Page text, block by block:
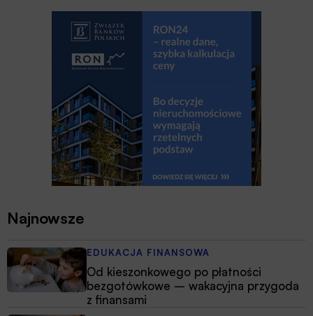
Najnowsze
EDUKACJA FINANSOWA
Od kieszonkowego po płatności
bezgotówkowe – wakacyjna przygoda
z finansami